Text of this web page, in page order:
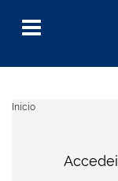
Menu
Inicio